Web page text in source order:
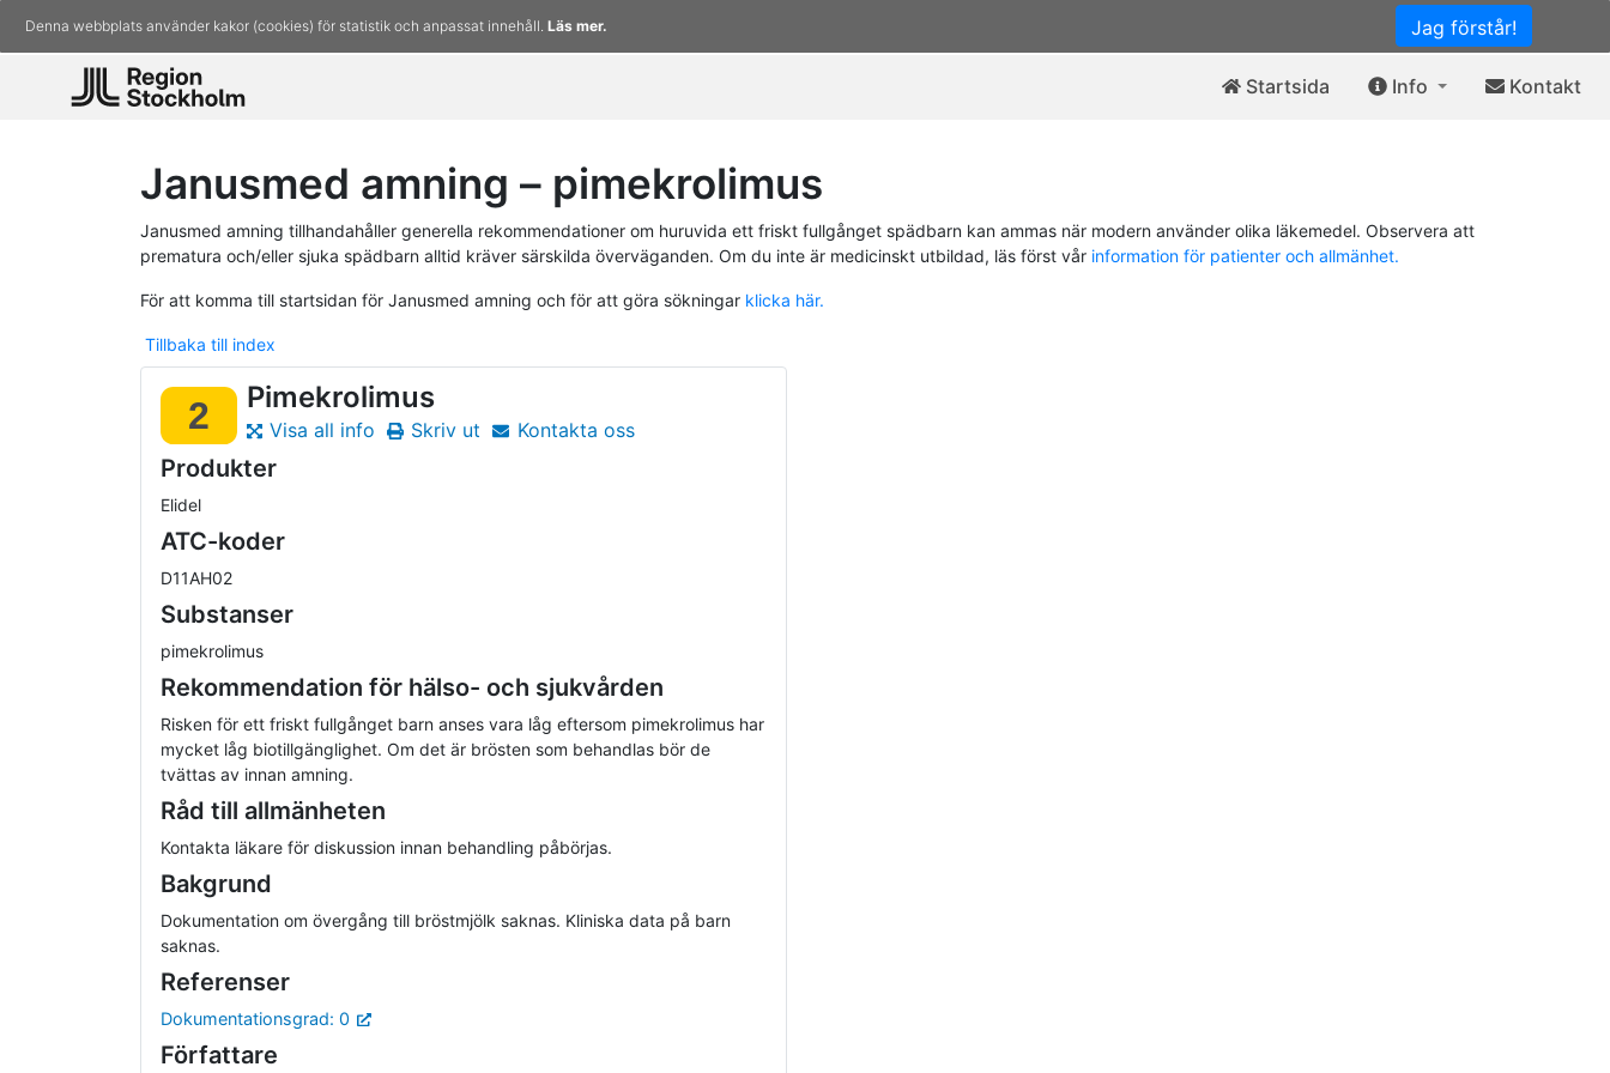
Jag förstår!
Denna webbplats använder kakor (cookies) för statistik och anpassat innehåll. Läs mer.
Startsida Info Kontakt
Janusmed amning – pimekrolimus
Janusmed amning tillhandahåller generella rekommendationer om huruvida ett friskt fullgånget spädbarn kan ammas när modern använder olika läkemedel. Observera att
prematura och/eller sjuka spädbarn alltid kräver särskilda överväganden. Om du inte är medicinskt utbildad, läs först vår information för patienter och allmänhet.
För att komma till startsidan för Janusmed amning och för att göra sökningar klicka här.
Tillbaka till index
2 Pimekrolimus
Visa all info Skriv ut Kontakta oss
Produkter
Elidel
ATC-koder
D11AH02
Substanser
pimekrolimus
Rekommendation för hälso- och sjukvården
Risken för ett friskt fullgånget barn anses vara låg eftersom pimekrolimus har
mycket låg biotillgänglighet. Om det är brösten som behandlas bör de
tvättas av innan amning.
Råd till allmänheten
Kontakta läkare för diskussion innan behandling påbörjas.
Bakgrund
Dokumentation om övergång till bröstmjölk saknas. Kliniska data på barn
saknas.
Referenser
Dokumentationsgrad: 0
Författare